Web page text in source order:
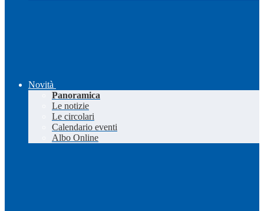
Novità
Panoramica
Le notizie
Le circolari
Calendario eventi
Albo Online